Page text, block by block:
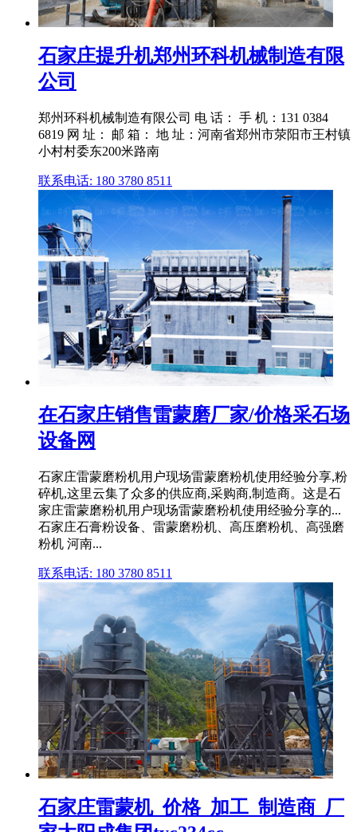
石家庄提升机郑州环科机械制造有限
公司
郑州环科机械制造有限公司 电 话： 手 机：131 0384
6819 网 址： 邮 箱： 地 址：河南省郑州市荥阳市王村镇
小村村委东200米路南
联系电话: 180 3780 8511
在石家庄销售雷蒙磨厂家/价格采石场
设备网
石家庄雷蒙磨粉机用户现场雷蒙磨粉机使用经验分享,粉
碎机,这里云集了众多的供应商,采购商,制造商。这是石
家庄雷蒙磨粉机用户现场雷蒙磨粉机使用经验分享的...
石家庄石膏粉设备、雷蒙磨粉机、高压磨粉机、高强磨
粉机 河南...
联系电话: 180 3780 8511
石家庄雷蒙机_价格_加工_制造商_厂